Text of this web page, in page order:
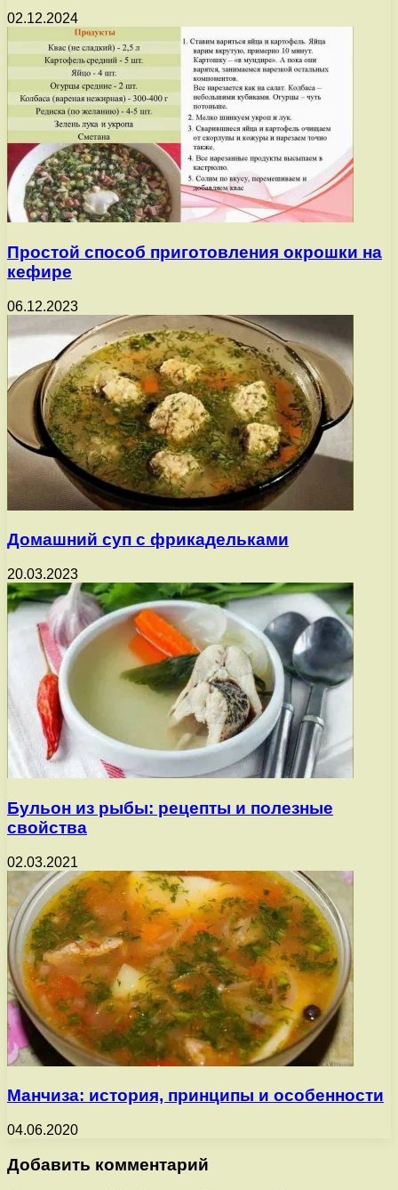
02.12.2024
Простой способ приготовления окрошки на
кефире
06.12.2023
Домашний суп с фрикадельками
20.03.2023
Бульон из рыбы: рецепты и полезные
свойства
02.03.2021
Манчиза: история, принципы и особенности
04.06.2020
Добавить комментарий